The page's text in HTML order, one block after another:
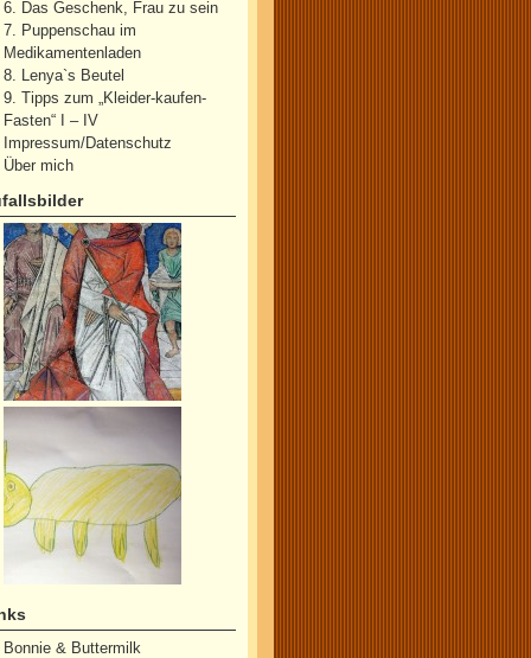
6. Das Geschenk, Frau zu sein
7. Puppenschau im
Medikamentenladen
8. Lenya`s Beutel
9. Tipps zum „Kleider-kaufen-
Fasten“ I – IV
Impressum/Datenschutz
Über mich
Bonnie & Buttermilk